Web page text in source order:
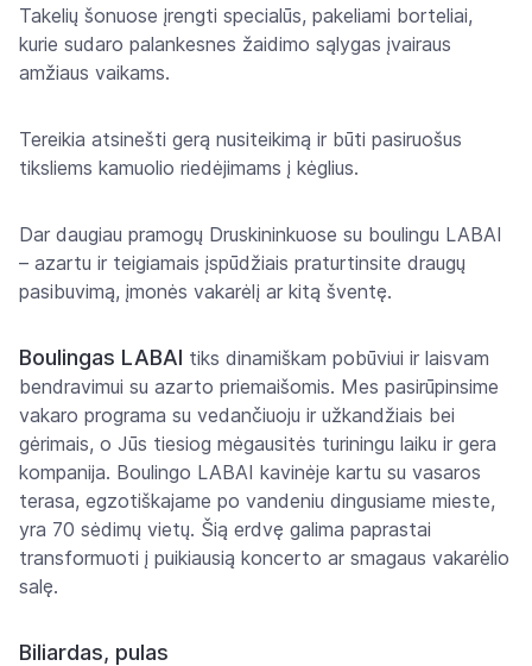
Takelių šonuose įrengti specialūs, pakeliami borteliai,
kurie sudaro palankesnes žaidimo sąlygas įvairaus
amžiaus vaikams.
Tereikia atsinešti gerą nusiteikimą ir būti pasiruošus
tiksliems kamuolio riedėjimams į kėglius.
Dar daugiau pramogų Druskininkuose su boulingu LABAI
– azartu ir teigiamais įspūdžiais praturtinsite draugų
pasibuvimą, įmonės vakarėlį ar kitą šventę.
Boulingas LABAI tiks dinamiškam pobūviui ir laisvam
bendravimui su azarto priemaišomis. Mes pasirūpinsime
vakaro programa su vedančiuoju ir užkandžiais bei
gėrimais, o Jūs tiesiog mėgausitės turiningu laiku ir gera
kompanija. Boulingo LABAI kavinėje kartu su vasaros
terasa, egzotiškajame po vandeniu dingusiame mieste,
yra 70 sėdimų vietų. Šią erdvę galima paprastai
transformuoti į puikiausią koncerto ar smagaus vakarėlio
salę.
Biliardas, pulas